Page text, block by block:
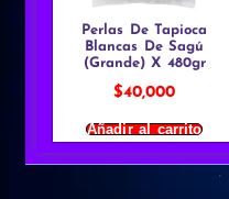
Perlas De Tapioca
Blancas De Sagú
(Grande) X 480gr
$40,000
Añadir al carrito